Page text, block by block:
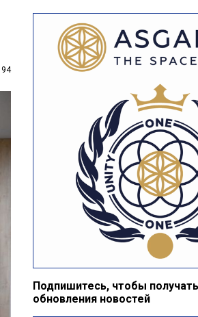
Подпишитесь, чтобы
обновления новостей